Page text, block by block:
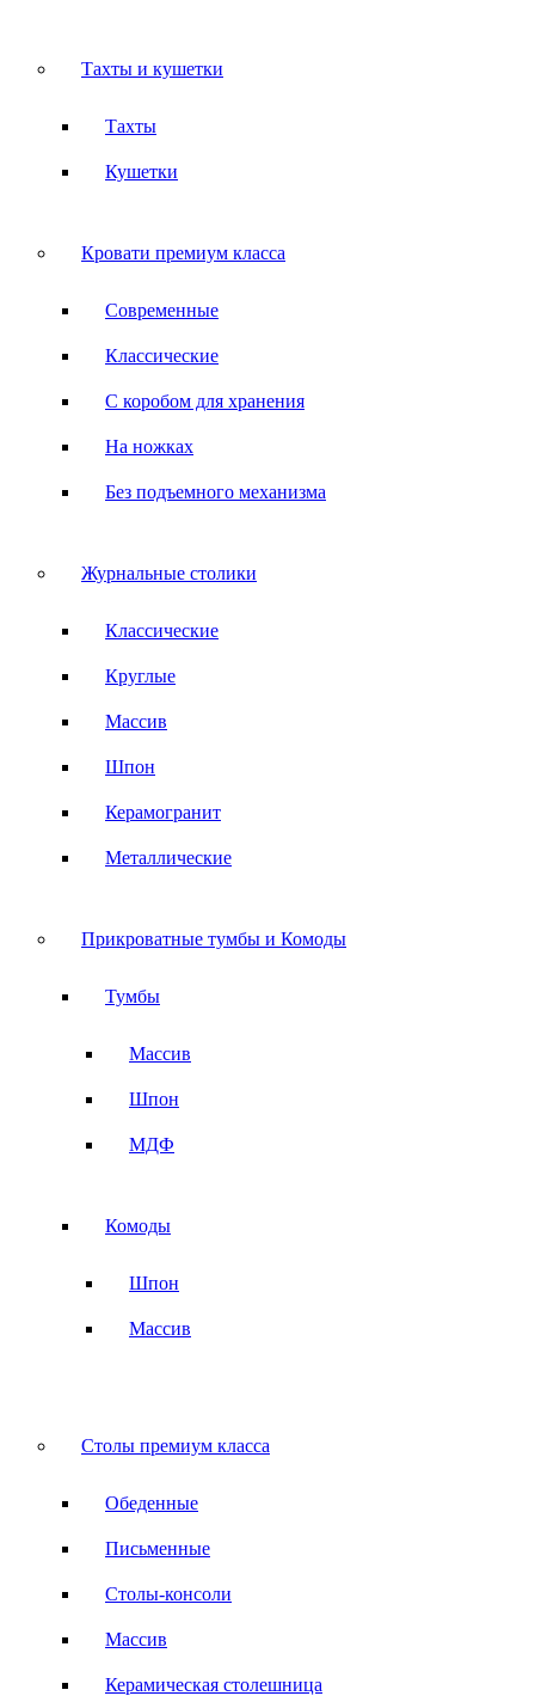
Тахты и кушетки
Тахты
Кушетки
Кровати премиум класса
Современные
Классические
С коробом для хранения
На ножках
Без подъемного механизма
Журнальные столики
Классические
Круглые
Массив
Шпон
Керамогранит
Металлические
Прикроватные тумбы и Комоды
Тумбы
Массив
Шпон
МДФ
Комоды
Шпон
Массив
Столы премиум класса
Обеденные
Письменные
Столы-консоли
Массив
Керамическая столешница